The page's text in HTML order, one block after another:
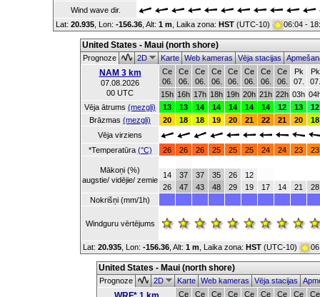
Wind wave dir.
Lat: 20.935 , Lon: -156.36 Alt: 1 m , Laika zona: HST (UTC-10) 06:04 -
United States - Maui (north shore)
Prognoze 2D KarteWeb kamerasVēja stacijas
NAM 3 km
07.08.2026
00 UTC
Ce
06.
Ce
06.
Ce
06.
Ce
06.
Ce
06.
Ce
06.
Ce
06.
Ce
06.
Pk
07.
Pk
07.
15h 16h 17h 18h 19h 20h 21h 22h 03h
Vēja ātrums (mezgli) 13 13 14 14 14 14 14 12 13
12
Brāzmas (mezgli) 20 18 18 19 20 21 22 21 20
18
Vēja virziens
*Temperatūra (°C) 26 26 26 25 25 25 24 24 23 23
Mākoņi (%)
augstie/ vidējie/ zemie
14
26
37
47
37
43
35
48
26
29
12
19
17 14 21
28
Nokrišņi (mm/1h)
Windguru vērtējums
Lat: 20.935 , Lon: -156.36 Alt: 1 m , Laika zona: HST (UTC-10)
United States - Maui (north shore)
Prognoze 2D KarteWeb kamerasVēja stacijas
Ce
Ce
Ce
Ce
Ce
Ce
Ce
Ce
Ce